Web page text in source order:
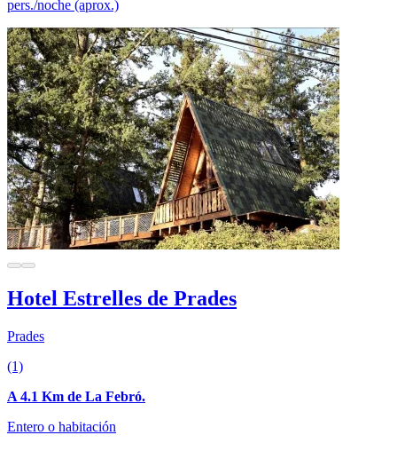
pers./noche (aprox.)
Hotel Estrelles de Prades
Prades
(1)
A 4.1 Km de La Febró.
Entero o habitación